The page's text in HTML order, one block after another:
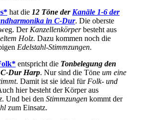
hat die 12 Töne der Kanäle 1-6 der
in C-Dur. Die oberste
Der Kanzellenkörperbesteht aus
Holz. Dazu kommen noch die
Edelstahl-Stimmzungen.
entspricht die Tonbelegung den
Dur Harp. Nur sind die Töne um eine
. Damit ist sie ideal für Folk- und
hier besteht der Körper aus
. Und bei den Stimmzungen kommt der
zum Einsatz.